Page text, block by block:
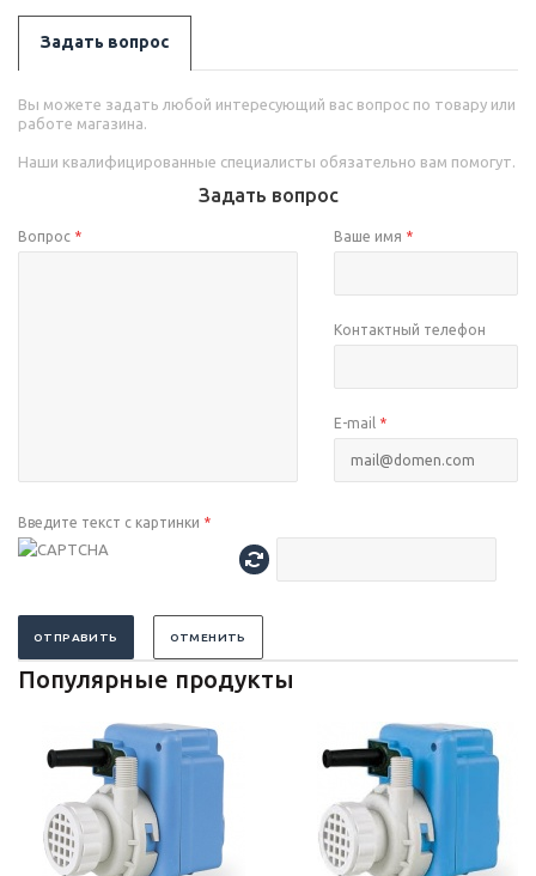
Задать вопрос
Вы можете задать любой интересующий вас вопрос по товару или
работе магазина.
Наши квалифицированные специалисты обязательно вам помогут.
Задать вопрос
Вопрос * Ваше имя *
Контактный телефон
E-mail *
Введите текст с картинки *
ОТПРАВИТЬ ОТМЕНИТЬ
Популярные продукты